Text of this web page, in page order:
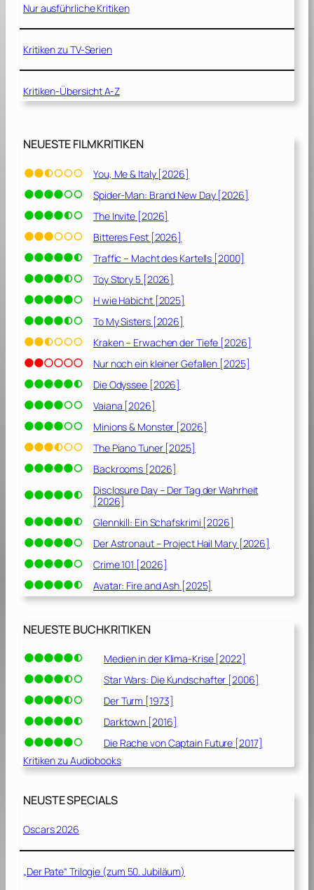
[
2
0
]
Nur ausführliche Kritiken
Kritiken zu TV-Serien
Kritiken-Übersicht A-Z
NEUESTE FILMKRITIKEN
You, Me & Italy [2026]
Spider-Man: Brand New Day [2026]
The Invite [2026]
Bitteres Fest [2026]
Traffic – Macht des Kartells [2000]
Toy Story 5 [2026]
H wie Habicht [2025]
To My Sisters [2026]
Kraken – Erwachen der Tiefe [2026]
Nur noch ein kleiner Gefallen [2025]
Die Odyssee [2026]
Vaiana [2026]
Minions & Monster [2026]
The Piano Tuner [2025]
Backrooms [2026]
Disclosure Day – Der Tag der Wahrheit
[2026]
Glennkill: Ein Schafskrimi [2026]
Der Astronaut – Project Hail Mary [2026]
Crime 101 [2026]
Avatar: Fire and Ash [2025]
NEUESTE BUCHKRITIKEN
Medien in der Klima-Krise [2022]
Star Wars: Die Kundschafter [2006]
Der Turm [1973]
Darktown [2016]
Die Rache von Captain Future [2017]
Kritiken zu Audiobooks
NEUSTE SPECIALS
Oscars 2026
„Der Pate“ Trilogie (zum 50. Jubiläum)